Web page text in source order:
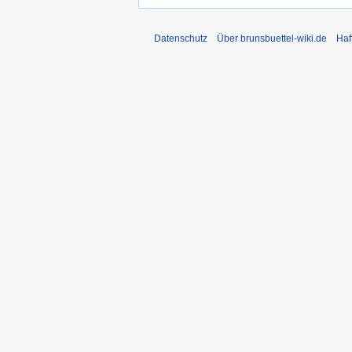
Datenschutz Über brunsbuettel-wiki.de